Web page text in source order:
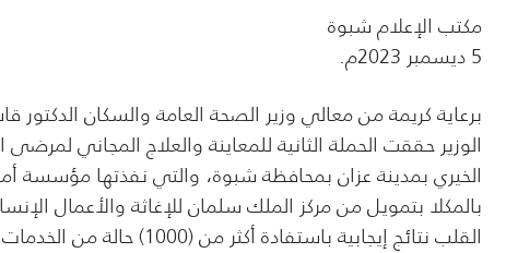
مكتب الإعلام شبوة
5 ديسمبر 2023م.
برعاية كريمة من معالي وزير الصحة العامة والسكان
الوزير حققت الحملة الثانية للمعاينة والعلاج المجاني
الخيري بمدينة عزان بمحافظة شبوة، والتي نفذتها مؤسسة
بالمكلا بتمويل من مركز الملك سلمان للإغاثة والأعمال
القلب نتائج إيجابية باستفادة أكثر من (1000) حالة من الخدمات المقدمة.